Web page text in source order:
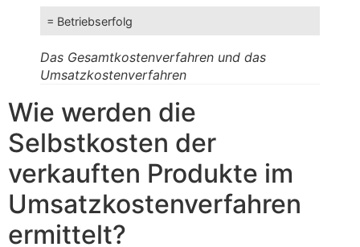
= Betriebserfolg
Das Gesamtkostenverfahren und das
Umsatzkostenverfahren
Wie werden die
Selbstkosten der
verkauften Produkte im
Umsatzkostenverfahren
ermittelt?